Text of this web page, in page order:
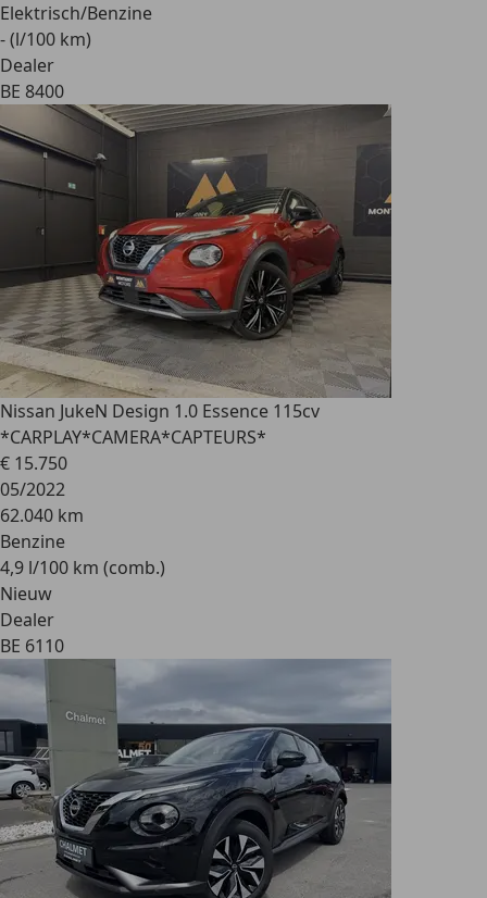
Elektrisch/Benzine
- (l/100 km)
Dealer
BE 8400
Nissan JukeN Design 1.0 Essence 115cv
*CARPLAY*CAMERA*CAPTEURS*
€ 15.750
05/2022
62.040 km
Benzine
4,9 l/100 km (comb.)
Nieuw
Dealer
BE 6110